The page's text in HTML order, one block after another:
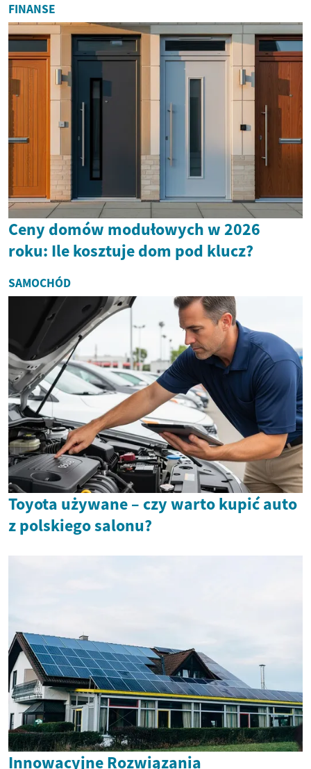
FINANSE
Ceny domów modułowych w 2026
roku: Ile kosztuje dom pod klucz?
SAMOCHÓD
Toyota używane – czy warto kupić auto
z polskiego salonu?
Innowacyjne Rozwiązania